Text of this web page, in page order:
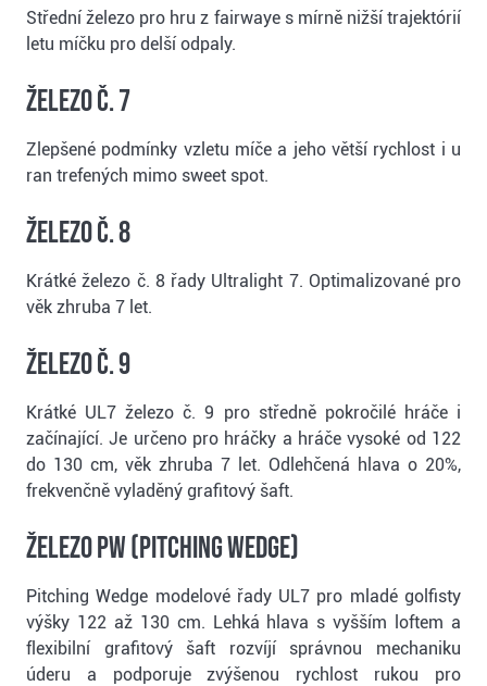
Střední železo pro hru z fairwaye s mírně nižší trajektórií
letu míčku pro delší odpaly.
Železo č. 7
Zlepšené podmínky vzletu míče a jeho větší rychlost i u
ran trefených mimo sweet spot.
Železo č. 8
Krátké železo č. 8 řady Ultralight 7. Optimalizované pro
věk zhruba 7 let.
Železo č. 9
Krátké UL7 železo č. 9 pro středně pokročilé hráče i
začínající. Je určeno pro hráčky a hráče vysoké od 122
do 130 cm, věk zhruba 7 let. Odlehčená hlava o 20%,
frekvenčně vyladěný grafitový šaft.
Železo PW (Pitching Wedge)
Pitching Wedge modelové řady UL7 pro mladé golfisty
výšky 122 až 130 cm. Lehká hlava s vyšším loftem a
flexibilní grafitový šaft rozvíjí správnou mechaniku
úderu a podporuje zvýšenou rychlost rukou pro